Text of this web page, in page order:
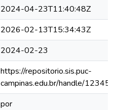
2024-04-23T11:40:48Z
2026-02-13T15:34:43Z
2024-02-23
https://repositorio.sis.puc-
campinas.edu.br/handle/
por